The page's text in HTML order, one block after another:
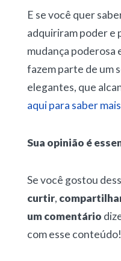
E se você quer
adquiriram poder e
mudança poderosa
fazem parte de um
elegantes, que
aqui para saber
Sua opinião é
Se você gostou
curtir,
um comentário
com esse conteúdo!